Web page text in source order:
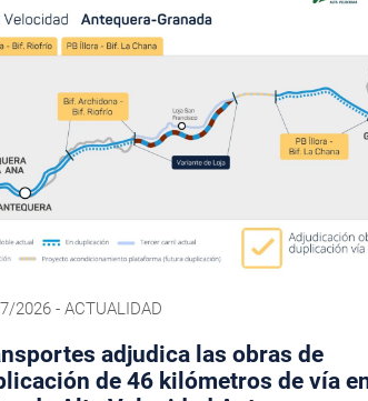
2026 - ACTUALIDAD
adjudica las obras de
de 46 kilómetros de vía